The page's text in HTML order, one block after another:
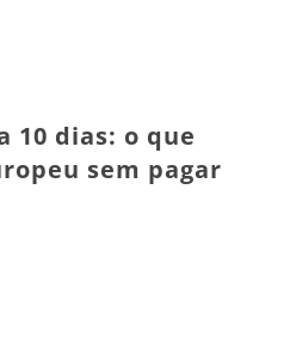
10 dias: o que
sem pagar